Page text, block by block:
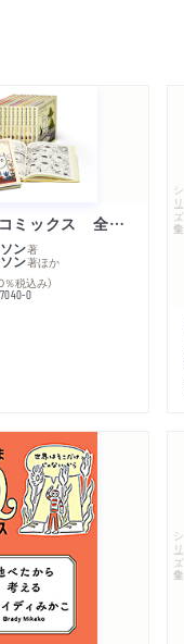
ムーミン・コミックス 全１４巻セット
ン著
ン著ほか
％税込み）
0
シリーズ・全集
シリーズ・全集